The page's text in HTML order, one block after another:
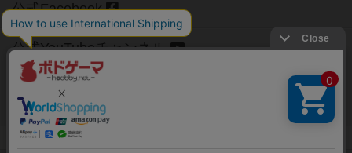
公式Facebook
公式YouTubeチャンネル